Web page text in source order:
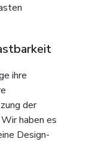
ihre
der
haben es
Design-